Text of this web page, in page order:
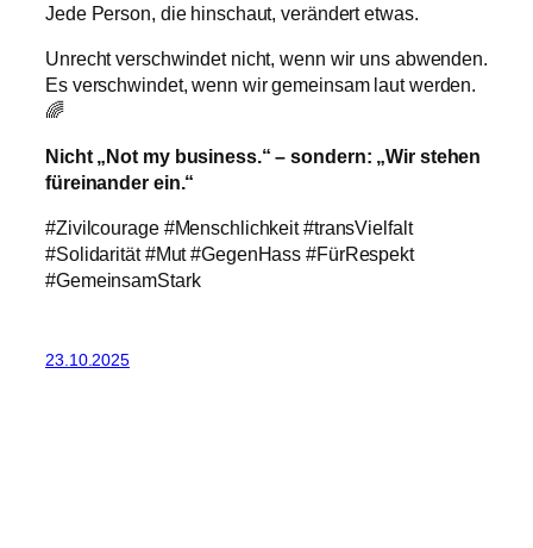
Jede Person, die hinschaut, verändert etwas.
Unrecht verschwindet nicht, wenn wir uns abwenden.
Es verschwindet, wenn wir gemeinsam laut werden.
🌈
Nicht „Not my business.“ – sondern: „Wir stehen
füreinander ein.“
#Zivilcourage #Menschlichkeit #transVielfalt
#Solidarität #Mut #GegenHass #FürRespekt
#GemeinsamStark
23.10.2025